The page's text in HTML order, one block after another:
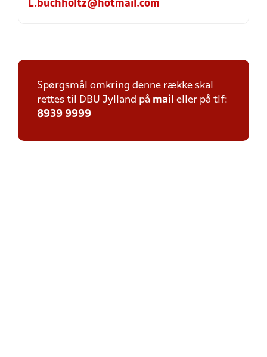
L.buchholtz@hotmail.com
Spørgsmål omkring denne række skal
rettes til DBU Jylland på mail eller på tlf:
8939 9999